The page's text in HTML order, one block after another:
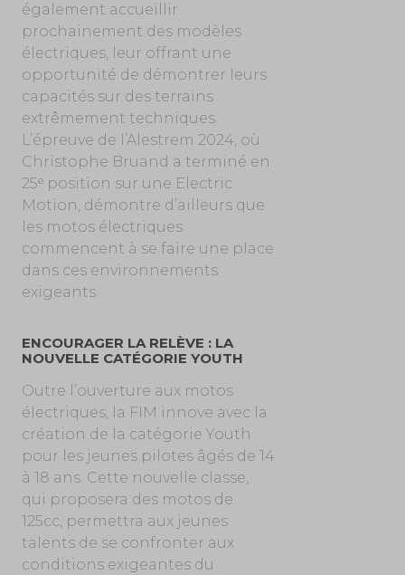
également accueillir
prochainement des modèles
électriques, leur offrant une
opportunité de démontrer leurs
capacités sur des terrains
extrêmement techniques.
L’épreuve de l’Alestrem 2024, où
Christophe Bruand a terminé en
25ᵉ position sur une Electric
Motion, démontre d’ailleurs que
les motos électriques
commencent à se faire une place
dans ces environnements
exigeants.
ENCOURAGER LA RELÈVE : LA
NOUVELLE CATÉGORIE YOUTH
Outre l’ouverture aux motos
électriques, la FIM innove avec la
création de la catégorie Youth
pour les jeunes pilotes âgés de 14
à 18 ans. Cette nouvelle classe,
qui proposera des motos de
125cc, permettra aux jeunes
talents de se confronter aux
conditions exigeantes du